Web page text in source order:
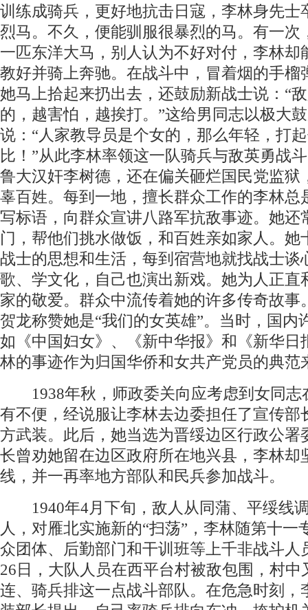
训练成骑兵，更好地抗击日寇，李林身先士
烈马。不久，便能驯服很暴烈的马。有一次
一匹东洋大马，别人认为不好对付，李林却
教好并骑上奔驰。在战斗中，冒着烟的手榴
她马上拾起来扔出去，还鼓励新战士说：“
的，越害怕，越挨打。”这给男同志以极大
说：“人家教导员是个女的，那么年轻，打
比！”从此李林率领这一队骑兵与敌英勇战
鲁大汉奸李树德，还在偏关砸烂国民党监狱
辜百姓。每到一地，擅长群众工作的李林总
写标语，向群众宣讲八路军抗敌事迹。她还
门，帮他们挑水做饭，和百姓亲如家人。她
战士的思想和生活，每到宿营地就找战士谈
歌、学文化，自己也演出新戏。她为人正直
家的敬爱。群众中流传着她的许多传奇故事
贺龙称赞她是“我们的女英雄”。当时，国内
如《中国妇女》、《新中华报》和《新华日
林的事迹作为归国华侨和女共产党员的典范
1938年秋，师政委关向应考虑到女同志
有不便，经说服让李林去边委担任了宣传部
方武装。此后，她当选为晋绥边区行政公署
长曾劝她留在边区政府所在地兴县，李林却
线，并一再率地方部队和民兵参加战斗。
1940年4月下旬，敌人从同蒲、平绥线
人，对雁北实施新的“扫荡”，李林随第十一
众团体、后勤部门和干训班等上千非战斗人
26日，大队人员在西平台村被敌包围，村中
连、骑兵排这一点战斗部队。在危急时刻，